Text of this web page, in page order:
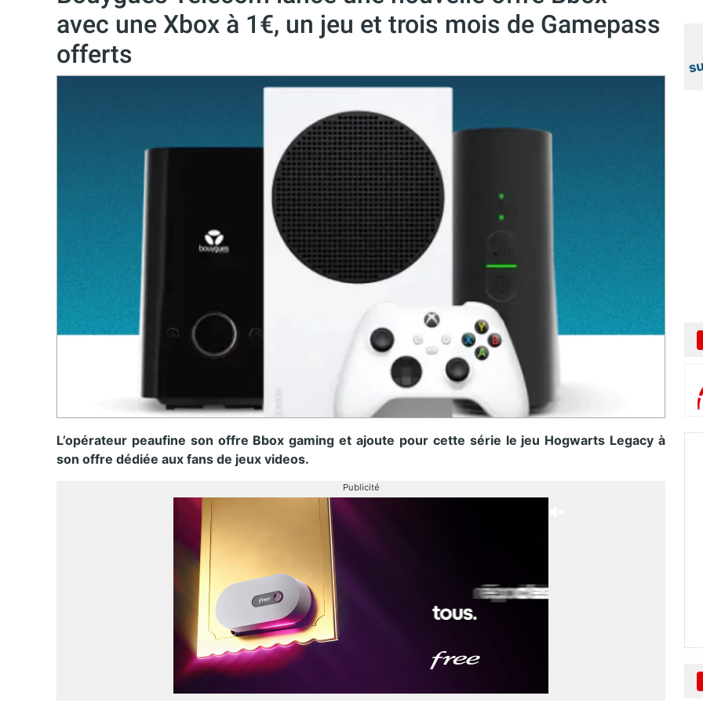
avec une Xbox à 1€, un jeu et trois mois de Gamepass
offerts
L’opérateur peaufine son offre Bbox gaming et ajoute pour cette série le jeu Hogwarts Legacy à
son offre dédiée aux fans de jeux videos.
Publicité